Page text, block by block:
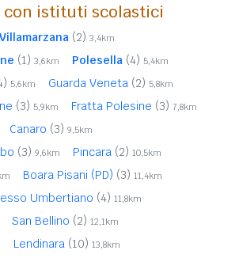
con istituti scolastici
Villamarzana (2) 3,4km
(1) 3,6km Polesella (4) 5,4km
5,6km Guarda Veneta (2) 5,8km
(3) 5,9km Fratta Polesine (3) 7,8km
Canaro (3) 9,5km
(3) 9,6km Pincara (2) 10,5km
Boara Pisani (PD) (3) 11,4km
Umbertiano (4) 11,8km
San Bellino (2) 12,1km
Lendinara (10) 13,8km